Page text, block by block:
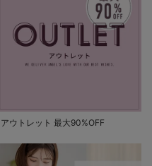
アウトレット 最大90%OFF